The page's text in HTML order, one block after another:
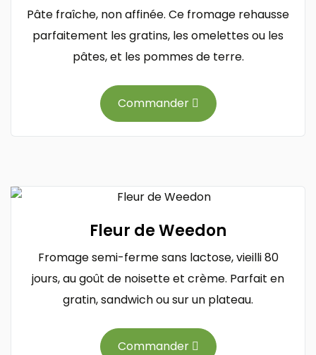
Pâte fraîche, non affinée. Ce fromage rehausse
parfaitement les gratins, les omelettes ou les
pâtes, et les pommes de terre.
Commander
Fleur de Weedon
Fromage semi-ferme sans lactose, vieilli 80
jours, au goût de noisette et crème. Parfait en
gratin, sandwich ou sur un plateau.
Commander